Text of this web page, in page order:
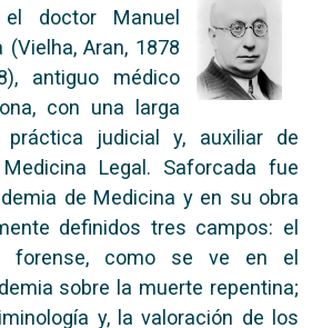
doctor Manuel
Aran, 1878
antiguo médico
con una larga
judicial y, auxiliar de
Legal. Saforcada fue
de Medicina y en su obra
definidos tres campos: el
forense, como se ve en el
sobre la muerte repentina;
y, la valoración de los